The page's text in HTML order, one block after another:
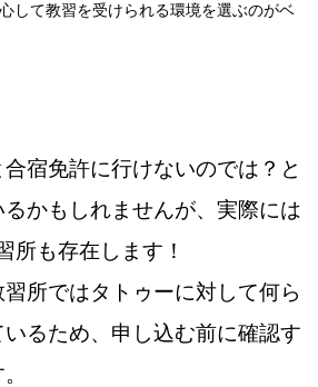
して教習を受けられる環境を選ぶのがベ
宿免許に行けないのでは？と
かもしれませんが、実際には
所も存在します！
所ではタトゥーに対して何ら
るため、申し込む前に確認す